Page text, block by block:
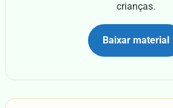
crianças.
Baixar material